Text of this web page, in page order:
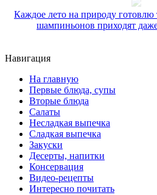
Каждое лето на природу
шампиньонов приходят
Навигация
На главную
Первые блюда, супы
Вторые блюда
Салаты
Несладкая выпечка
Сладкая выпечка
Закуски
Десерты, напитки
Консервация
Видео-рецепты
Интересно почитать